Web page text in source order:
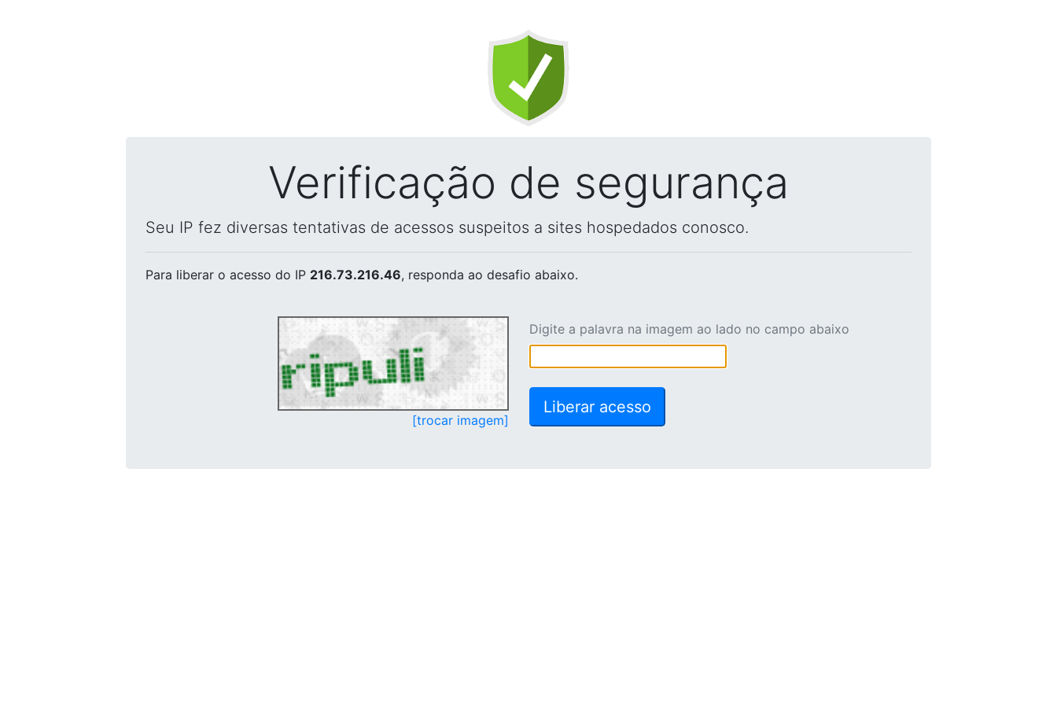
Verificação de segurança
Seu IP fez diversas tentativas de acessos suspeitos a sites hospedados conosco.
Para liberar o acesso do IP 216.73.216.46, responda ao desafio abaixo.
[trocar imagem]
Digite a palavra na imagem ao lado no campo abaixo